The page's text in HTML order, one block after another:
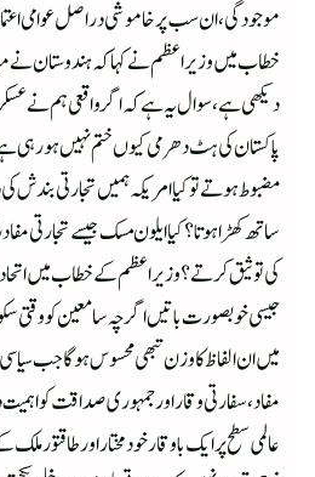
موجودگی،ان سب پر خاموشی دراصل عوامی
خطاب میں وزیراعظم نے کہا کہ ہندوستان نے
دیکھی ہے،سوال یہ ہے کہ اگر واقعی ہم نے
پاکستان کی ہٹ دھرمی کیوں ختم نہیں ہو رہی
مضبوط ہوتے تو کیا امریکہ ہمیں تجارتی بندش
ساتھ کھڑا ہوتا؟ کیا ایلون مسک جیسے تجارتی مفاد
کی توثیق کرتے؟ وزیراعظم کے خطاب میں
جیسی خوبصورت باتیں اگرچہ سامعین کو وقتی
میں ان الفاظ کا وزن تبھی محسوس ہوگا جب
مفاد،سفارتی وقار اور جمہوری صداقت کو
عالمی سطح پر ایک باوقار خود مختار اور طاقتور